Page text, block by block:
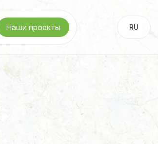
Наши проекты RU